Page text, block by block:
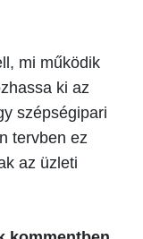
mi működik
ki az
szépségipari
tervben ez
az üzleti